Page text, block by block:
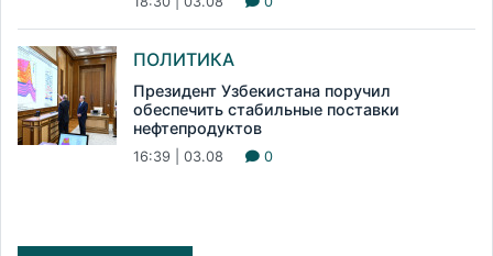
ПОЛИТИКА
Президент Узбекистана поручил
обеспечить стабильные поставки
нефтепродуктов
16:39 | 03.08 0